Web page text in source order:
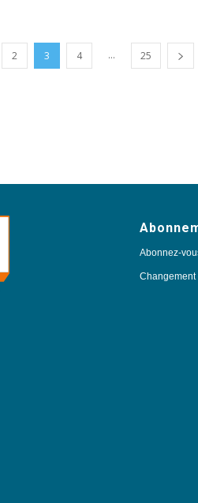
2 3 4 ... 25
Abonnez-
Changement